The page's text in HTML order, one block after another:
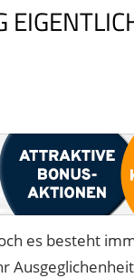
es besteht